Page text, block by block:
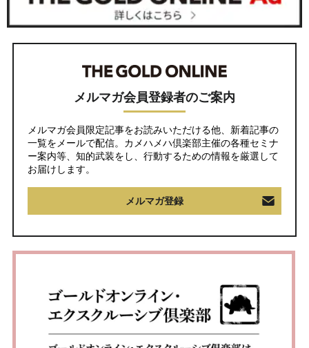
メルマガ会員登録者のご案内
メルマガ会員限定記事をお読みいただける他、新着記事の
一覧をメールで配信。カメハメハ倶楽部主催の各種セミナ
ー案内等、知的武装をし、行動するための情報を厳選して
お届けします。
メルマガ登録